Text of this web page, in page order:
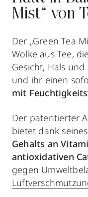
Mist“ von
Der „Green Tea
Wolke aus Tee,
Gesicht, Hals
und ihr einen
mit
Der patentierter
bietet dank seines
Gehalts an
antioxidativen
gegen